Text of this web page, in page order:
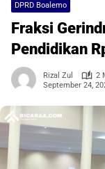
DPRD Boalemo
Fraksi
Pendidikan
Rizal Zul
2
September 24,